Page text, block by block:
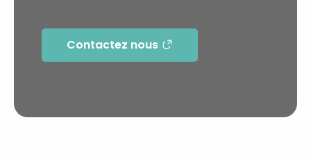
Contactez nous